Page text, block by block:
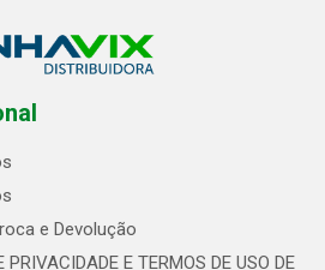
e Devolução
PRIVACIDADE E TERMOS DE USO DE